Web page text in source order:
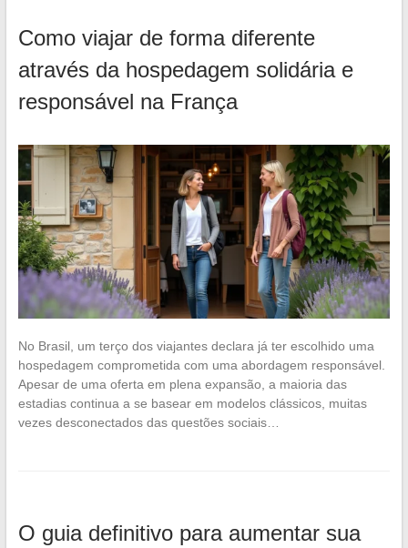
Como viajar de forma diferente
através da hospedagem solidária e
responsável na França
No Brasil, um terço dos viajantes declara já ter escolhido uma
hospedagem comprometida com uma abordagem responsável.
Apesar de uma oferta em plena expansão, a maioria das
estadias continua a se basear em modelos clássicos, muitas
vezes desconectados das questões sociais…
O guia definitivo para aumentar sua